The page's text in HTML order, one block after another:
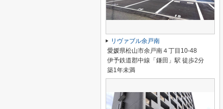
リヴァブル余戸南
愛媛県松山市余戸南４丁目10-48
伊予鉄道郡中線「鎌田」駅 徒歩2分
築1年未満